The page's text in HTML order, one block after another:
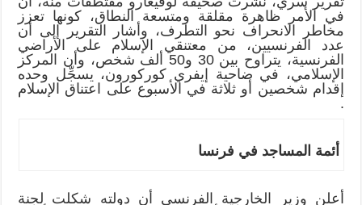
في الأمر ظاهرة مقلقة ومتسعة النطاق، كونها تعزز
مخاطر الانحراف نحو التطرف، وأشار التقرير إلى أن
عدد الفرنسيين، من معتنقي الإسلام على الأراضي
الفرنسية، يتراوح بين 30 و50 ألف شخص، وأن المركز
الإسلامي، في ضاحية إيفري كوركورون، يسجِّل وحده
إقدام شخصين أو ثلاثة في الأسبوع على اعتناق الإسلام
.
أئمة المساجد في فرنسا
أعلن وزير الخارجية الفرنسي أن دولته شكلت لجنة